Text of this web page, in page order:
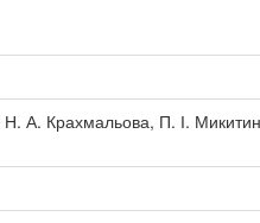
А. Крахмальова, П. І.